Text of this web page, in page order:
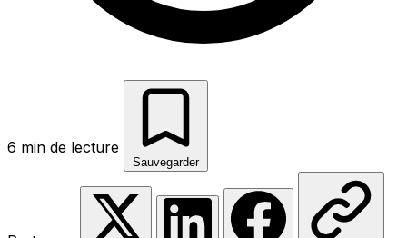
6 min de lecture
Sauvegarder